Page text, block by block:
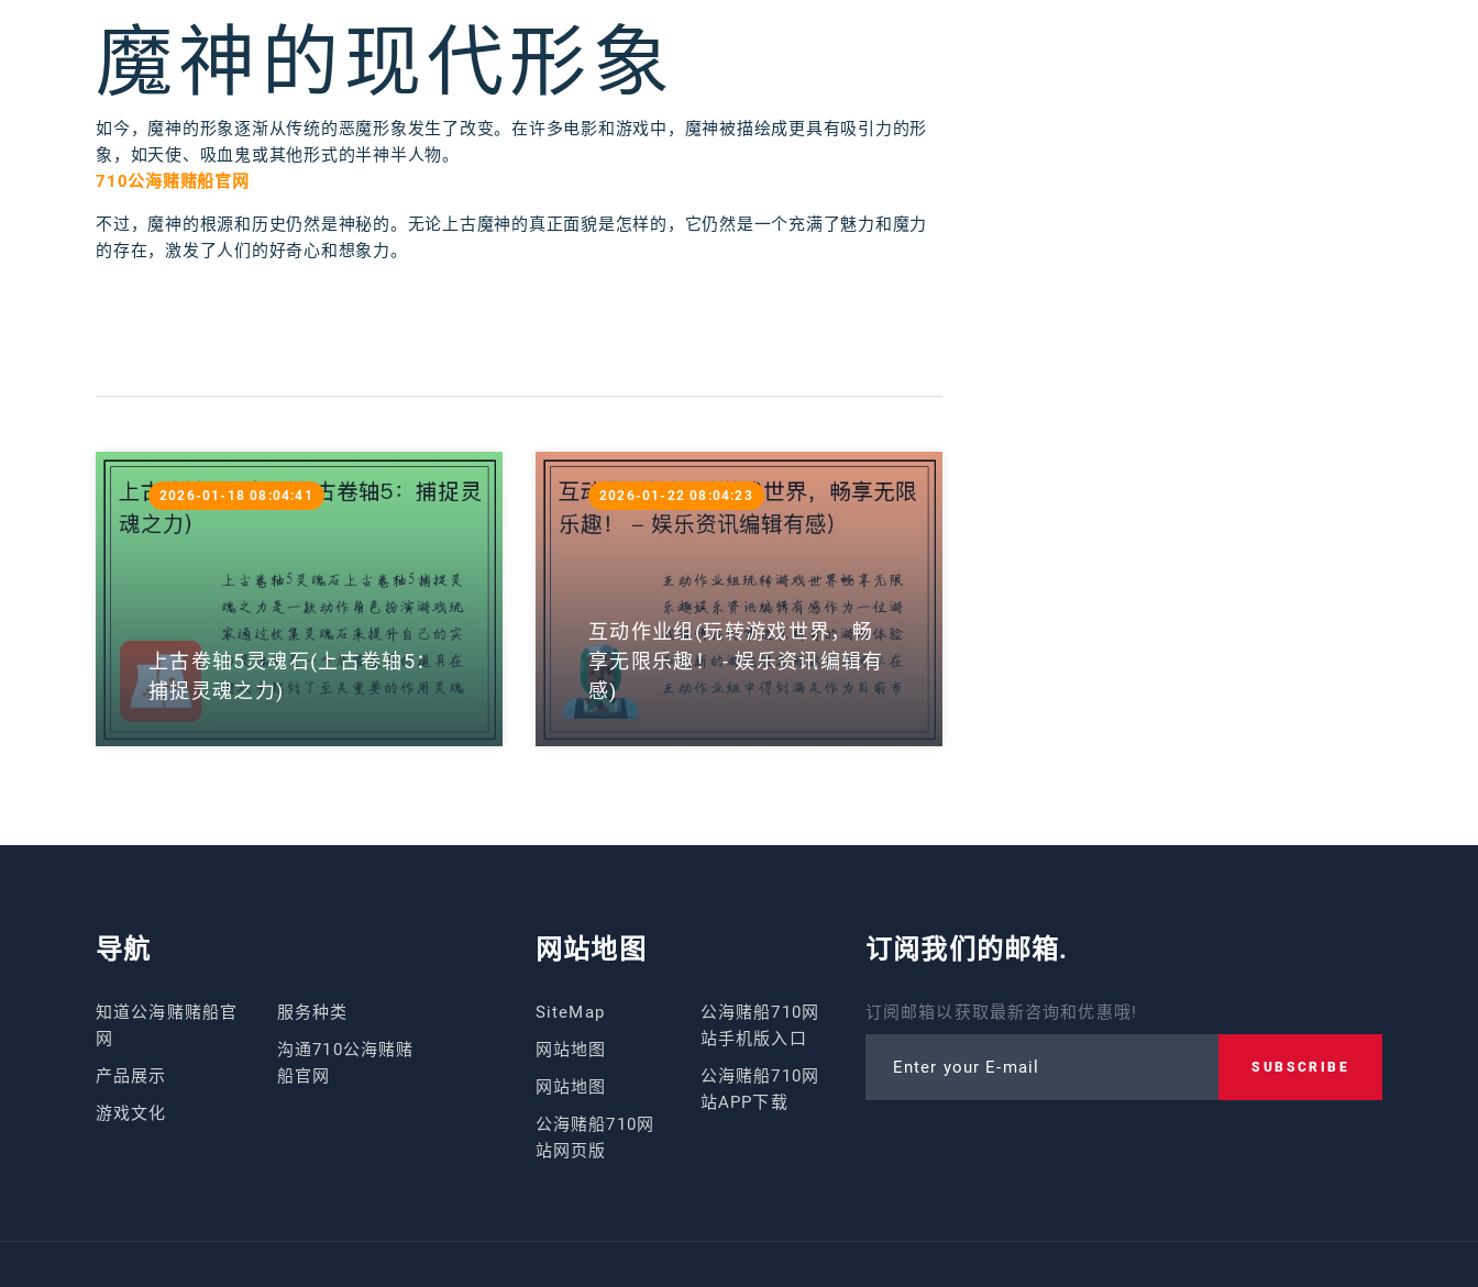
魔神的现代形象
如今，魔神的形象逐渐从传统的恶魔形象发生了改变。在许多电影和游戏中，魔神被描绘成更具有吸引力的形
象，如天使、吸血鬼或其他形式的半神半人物。
710公海赌赌船官网
不过，魔神的根源和历史仍然是神秘的。无论上古魔神的真正面貌是怎样的，它仍然是一个充满了魅力和魔力
的存在，激发了人们的好奇心和想象力。
上古卷轴5灵魂石(上古卷轴5：
捕捉灵魂之力)
2026-01-18 08:04:41
互动作业组(玩转游戏世界，畅
享无限乐趣！ - 娱乐资讯编辑有
感)
2026-01-22 08:04:23
导航
知道公海赌赌船官
网
产品展示
游戏文化
服务种类
沟通710公海赌赌
船官网
网站地图
SiteMap
网站地图
网站地图
公海赌船710网
站网页版
公海赌船710网
站手机版入口
公海赌船710网
站APP下载
订阅我们的邮箱.
订阅邮箱以获取最新咨询和优惠哦!
Enter your E-mail SUBSCRIBE